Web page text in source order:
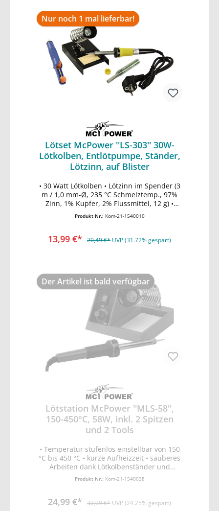
Nur noch 1 mal lieferbar!
Lötset McPower ''LS-303'' 30W-
Lötkolben, Entlötpumpe, Ständer,
Lötzinn, auf Blister
• 30 Watt Lötkolben • Lötzinn im Spender (3
m / 1,0 mm-Ø, 235 °C Schmelztemp., 97%
Zinn, 1% Kupfer, 2% Flussmittel, 12 g) •
Lötkolbenständer • Entlötpumpe • Betrieb
Produkt Nr.: Kom-21-1540010
13,99 €* 20,49 €* UVP (31.72% gespart)
In den Warenkorb
Der Artikel ist bald verfügbar
Lötstation McPower ''MLS-58'',
150-450°C, 58W, inkl. 2 Spitzen
und 2 Tools
• Temperatur stufenlos einstellbar von 150
°C bis 450 °C • kurze Aufheizzeit • sauberes
Arbeiten dank Lötkolbenständer und
Schwamm • Ein-/Aus-Schalter mit
(0,5mm/2mm) und zwei Werkzeugen zur
Produkt Nr.: Kom-21-1540038
24,99 €* 32,99 €* UVP (24.25% gespart)